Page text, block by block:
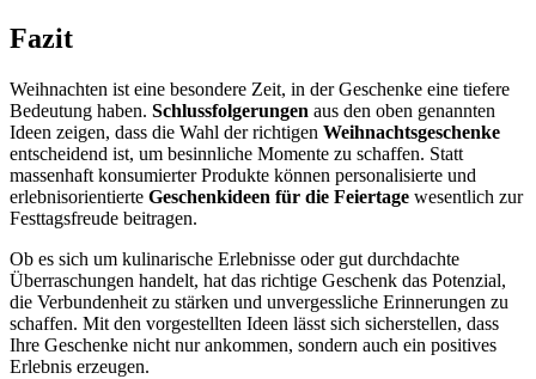
Fazit
Weihnachten ist eine besondere Zeit, in der Geschenke eine tiefere
Bedeutung haben. Schlussfolgerungen aus den oben genannten
Ideen zeigen, dass die Wahl der richtigen Weihnachtsgeschenke
entscheidend ist, um besinnliche Momente zu schaffen. Statt
massenhaft konsumierter Produkte können personalisierte und
erlebnisorientierte Geschenkideen für die Feiertage wesentlich zur
Festtagsfreude beitragen.
Ob es sich um kulinarische Erlebnisse oder gut durchdachte
Überraschungen handelt, hat das richtige Geschenk das Potenzial,
die Verbundenheit zu stärken und unvergessliche Erinnerungen zu
schaffen. Mit den vorgestellten Ideen lässt sich sicherstellen, dass
Ihre Geschenke nicht nur ankommen, sondern auch ein positives
Erlebnis erzeugen.